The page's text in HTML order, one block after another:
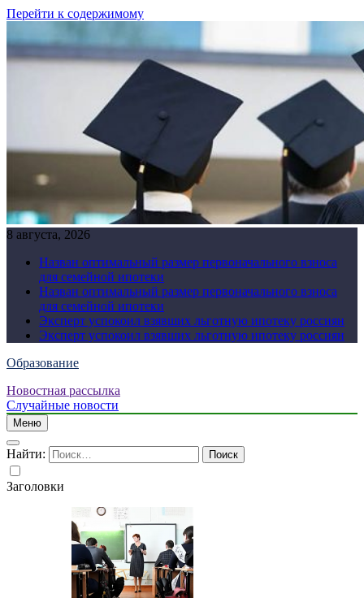
Перейти к содержимому
8 августа, 2026
Назван оптимальный размер первоначального взноса
для семейной ипотеки
Назван оптимальный размер первоначального взноса
для семейной ипотеки
Эксперт успокоил взявших льготную ипотеку россиян
Эксперт успокоил взявших льготную ипотеку россиян
Образование
Новостная рассылка
Случайные новости
Меню
Найти:
Заголовки